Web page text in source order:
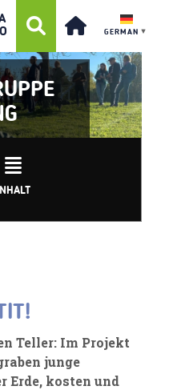
GERMAN ▼
Teller: Im Projekt
junge
Erde, kosten und